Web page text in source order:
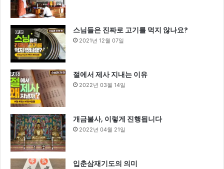
스님들은 진짜로 고기를 먹지 않나요?
2021년 12월 07일
절에서 제사 지내는 이유
2022년 03월 14일
개금불사, 이렇게 진행됩니다
2022년 04월 21일
입춘삼재기도의 의미